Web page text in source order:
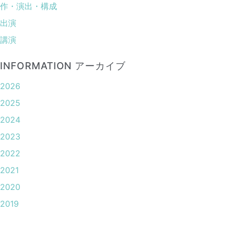
作・演出・構成
出演
講演
INFORMATION アーカイブ
2026
2025
2024
2023
2022
2021
2020
2019